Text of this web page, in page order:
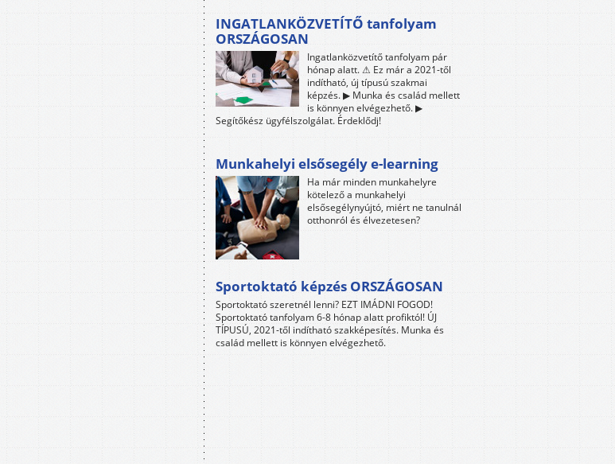
INGATLANKÖZVETÍTŐ tanfolyam
ORSZÁGOSAN
Ingatlanközvetítő tanfolyam pár
hónap alatt. ⚠ Ez már a 2021-től
indítható, új típusú szakmai
képzés. ▶ Munka és család mellett
is könnyen elvégezhető. ▶
Segítőkész ügyfélszolgálat. Érdeklődj!
Munkahelyi elsősegély e-learning
Ha már minden munkahelyre
kötelező a munkahelyi
elsősegélynyújtó, miért ne tanulnál
otthonról és élvezetesen?
Sportoktató képzés ORSZÁGOSAN
Sportoktató szeretnél lenni? EZT IMÁDNI FOGOD!
Sportoktató tanfolyam 6-8 hónap alatt profiktól! ÚJ
TÍPUSÚ, 2021-től indítható szakképesítés. Munka és
család mellett is könnyen elvégezhető.